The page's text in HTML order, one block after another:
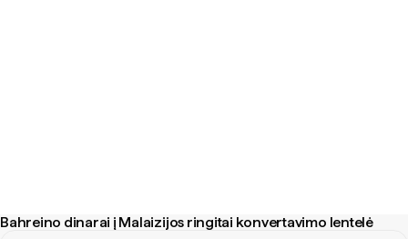
Bahreino dinarai į Malaizijos ringitai konvertavimo lentelė